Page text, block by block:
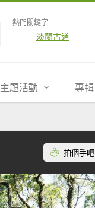
熱門關鍵字
淡蘭古道
主題活動 專輯
拍個手吧